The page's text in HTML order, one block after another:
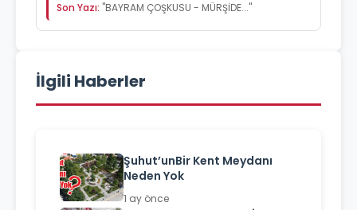
Son Yazı: "BAYRAM ÇOŞKUSU - MÜRŞİDE..."
İlgili Haberler
Şuhut’unBir Kent Meydanı
Neden Yok
1 ay önce